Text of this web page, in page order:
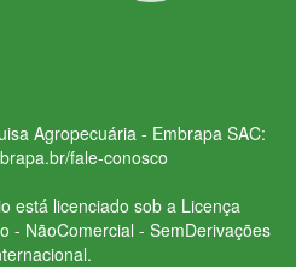
Agropecuária - Embrapa SAC:
fale-conosco
está licenciado sob a Licença
- NãoComercial - SemDerivações